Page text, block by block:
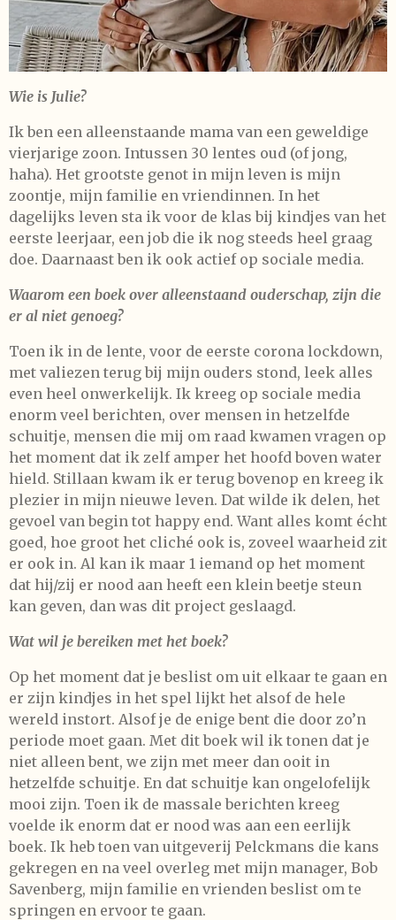
Wie is Julie?
Ik ben een alleenstaande mama van een geweldige
vierjarige zoon. Intussen 30 lentes oud (of jong,
haha). Het grootste genot in mijn leven is mijn
zoontje, mijn familie en vriendinnen. In het
dagelijks leven sta ik voor de klas bij kindjes van het
eerste leerjaar, een job die ik nog steeds heel graag
doe. Daarnaast ben ik ook actief op sociale media.
Waarom een boek over alleenstaand ouderschap, zijn die
er al niet genoeg?
Toen ik in de lente, voor de eerste corona lockdown,
met valiezen terug bij mijn ouders stond, leek alles
even heel onwerkelijk. Ik kreeg op sociale media
enorm veel berichten, over mensen in hetzelfde
schuitje, mensen die mij om raad kwamen vragen op
het moment dat ik zelf amper het hoofd boven water
hield. Stillaan kwam ik er terug bovenop en kreeg ik
plezier in mijn nieuwe leven. Dat wilde ik delen, het
gevoel van begin tot happy end. Want alles komt écht
goed, hoe groot het cliché ook is, zoveel waarheid zit
er ook in. Al kan ik maar 1 iemand op het moment
dat hij/zij er nood aan heeft een klein beetje steun
kan geven, dan was dit project geslaagd.
Wat wil je bereiken met het boek?
Op het moment dat je beslist om uit elkaar te gaan en
er zijn kindjes in het spel lijkt het alsof de hele
wereld instort. Alsof je de enige bent die door zo’n
periode moet gaan. Met dit boek wil ik tonen dat je
niet alleen bent, we zijn met meer dan ooit in
hetzelfde schuitje. En dat schuitje kan ongelofelijk
mooi zijn. Toen ik de massale berichten kreeg
voelde ik enorm dat er nood was aan een eerlijk
boek. Ik heb toen van uitgeverij Pelckmans die kans
gekregen en na veel overleg met mijn manager, Bob
Savenberg, mijn familie en vrienden beslist om te
springen en ervoor te gaan.